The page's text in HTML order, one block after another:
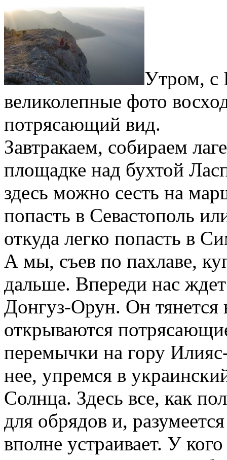
Утром, с
великолепные фото
потрясающий вид.
Завтракаем, собираем
площадке над бухтой
здесь можно сесть на
попасть в Севастополь
откуда легко попасть в
А мы, съев по пахлаве,
дальше. Впереди нас
Донгуз-Орун. Он тянется
открываются
перемычки на гору
нее, упремся в
Солнца. Здесь все, как
для обрядов и,
вполне устраивает. У